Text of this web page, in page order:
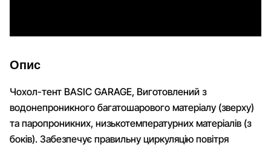
Опис
Чохол-тент BASIC GARAGE, Виготовлений з
водонепроникного багатошарового матеріалу (зверху)
та паропроникних, низькотемпературних матеріалів (з
боків). Забезпечує правильну циркуляцію повітря